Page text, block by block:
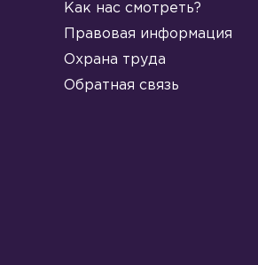
Как нас смотреть?
Правовая информация
Охрана труда
Обратная связь